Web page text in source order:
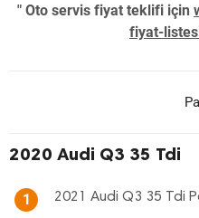
" Oto servis fiyat teklifi için
fiyat-
2020 Audi Q3 35 Tdi
1 2021 Audi Q3 35 Tdi